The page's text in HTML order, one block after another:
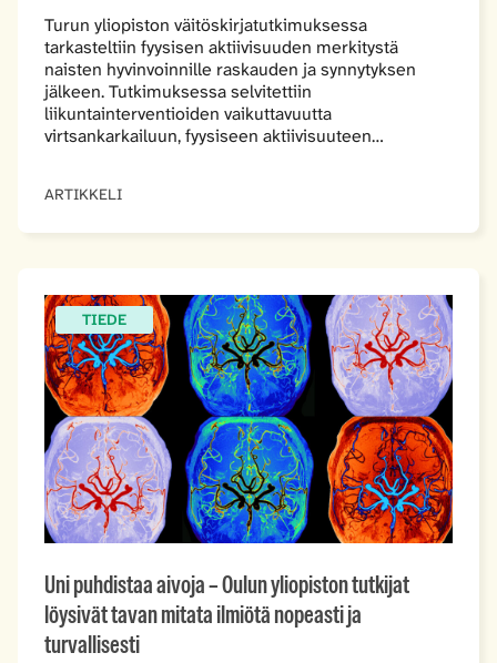
Turun yliopiston väitöskirjatutkimuksessa
tarkasteltiin fyysisen aktiivisuuden merkitystä
naisten hyvinvoinnille raskauden ja synnytyksen
jälkeen. Tutkimuksessa selvitettiin
liikuntainterventioiden vaikuttavuutta
virtsankarkailuun, fyysiseen aktiivisuuteen…
ARTIKKELI
TIEDE
Uni puhdistaa aivoja – Oulun yliopiston ­tutkijat
löysivät tavan mitata ilmiötä nopeasti ja
turvallisesti